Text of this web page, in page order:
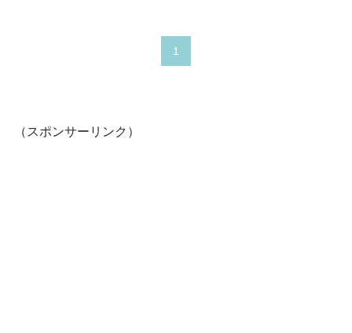
1
（スポンサーリンク）